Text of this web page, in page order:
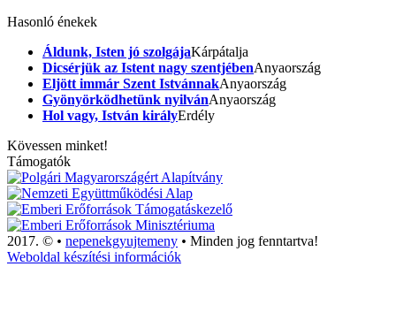
Hasonló énekek
Áldunk, Isten jó szolgájaKárpátalja
Dicsérjük az Istent nagy szentjébenAnyaország
Eljött immár Szent IstvánnakAnyaország
Gyönyörködhetünk nyilvánAnyaország
Hol vagy, István királyErdély
Kövessen minket!
Támogatók
2017. © • nepenekgyujtemeny • Minden jog fenntartva!
Weboldal készítési információk